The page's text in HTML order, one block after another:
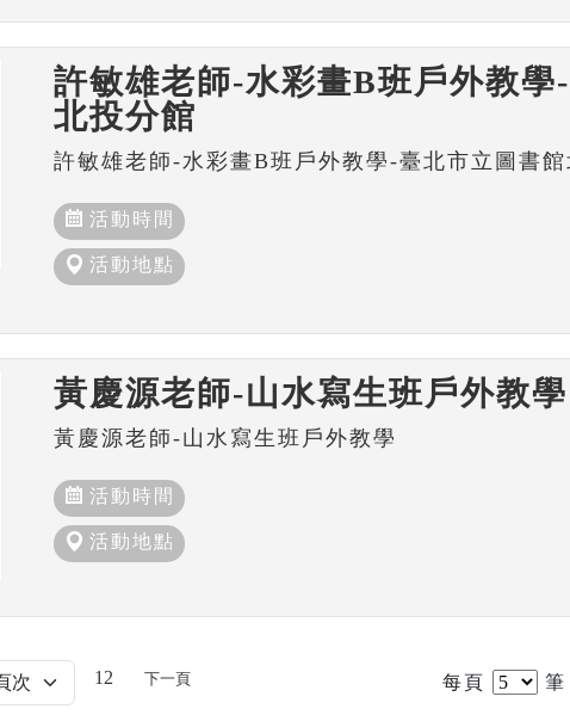
許敏雄老師-水彩畫B班戶外教學
北投分館
許敏雄老師-水彩畫B班戶外教學-臺北市立圖書館
活動時間
活動地點
黃慶源老師-山水寫生班戶外教學
黃慶源老師-山水寫生班戶外教學
活動時間
活動地點
12 下一頁 每頁 筆